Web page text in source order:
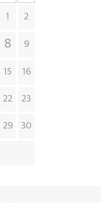
1 2
8 9
15 16
22 23
29 30